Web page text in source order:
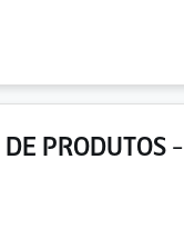
PRODUTOS -